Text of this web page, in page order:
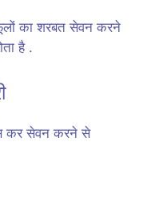
का शरबत सेवन करने
है .
कर सेवन करने से